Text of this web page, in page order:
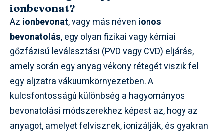
ionbevonat?
Az ionbevonat, vagy más néven ionos
bevonatolás, egy olyan fizikai vagy kémiai
gőzfázisú leválasztási (PVD vagy CVD) eljárás,
amely során egy anyag vékony rétegét viszik fel
egy aljzatra vákuumkörnyezetben. A
kulcsfontosságú különbség a hagyományos
bevonatolási módszerekhez képest az, hogy az
anyagot, amelyet felvisznek, ionizálják, és gyakran